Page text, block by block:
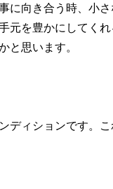
に向き合う時、小
元を豊かにしてく
と思います。
ィションです。こ